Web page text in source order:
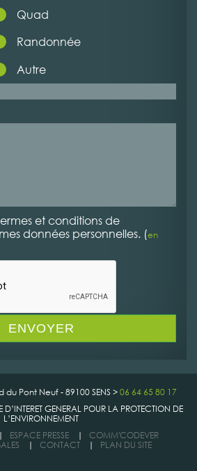
Quad
Randonnée
Autre
et conditions de
données personnelles. (en
du Pont Neuf - 89100 SENS >06 64 65 80 17
GENERAL POUR LA PROTECTION DE
L’ENVIRONNEMENT
ESPACE PRESSE | COMM'CODEVER
| CONTACT | PLAN DU SITE